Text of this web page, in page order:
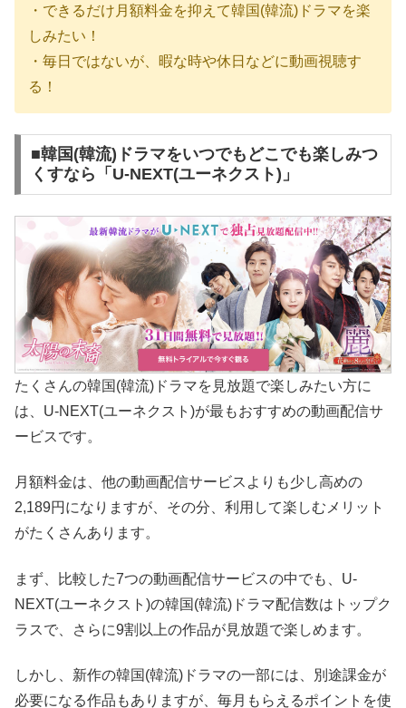
・できるだけ月額料金を抑えて韓国(韓流)ドラマを楽
しみたい！
・毎日ではないが、暇な時や休日などに動画視聴す
る！
■韓国(韓流)ドラマをいつでもどこでも楽しみつ
くすなら「U-NEXT(ユーネクスト)」
たくさんの韓国(韓流)ドラマを見放題で楽しみたい方に
は、U-NEXT(ユーネクスト)が最もおすすめの動画配信サ
ービスです。
月額料金は、他の動画配信サービスよりも少し高めの
2,189円になりますが、その分、利用して楽しむメリット
がたくさんあります。
まず、比較した7つの動画配信サービスの中でも、U-
NEXT(ユーネクスト)の韓国(韓流)ドラマ配信数はトップク
ラスで、さらに9割以上の作品が見放題で楽しめます。
しかし、新作の韓国(韓流)ドラマの一部には、別途課金が
必要になる作品もありますが、毎月もらえるポイントを使